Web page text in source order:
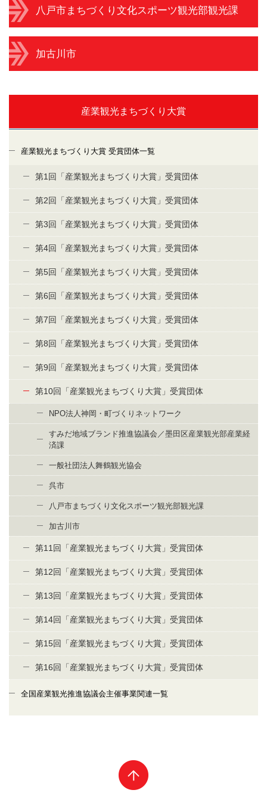
八戸市まちづくり文化スポーツ観光部観光課
加古川市
産業観光まちづくり大賞
産業観光まちづくり大賞 受賞団体一覧
第1回「産業観光まちづくり大賞」受賞団体
第2回「産業観光まちづくり大賞」受賞団体
第3回「産業観光まちづくり大賞」受賞団体
第4回「産業観光まちづくり大賞」受賞団体
第5回「産業観光まちづくり大賞」受賞団体
第6回「産業観光まちづくり大賞」受賞団体
第7回「産業観光まちづくり大賞」受賞団体
第8回「産業観光まちづくり大賞」受賞団体
第9回「産業観光まちづくり大賞」受賞団体
第10回「産業観光まちづくり大賞」受賞団体
NPO法人神岡・町づくりネットワーク
すみだ地域ブランド推進協議会／墨田区産業観光部産業経
済課
一般社団法人舞鶴観光協会
呉市
八戸市まちづくり文化スポーツ観光部観光課
加古川市
第11回「産業観光まちづくり大賞」受賞団体
第12回「産業観光まちづくり大賞」受賞団体
第13回「産業観光まちづくり大賞」受賞団体
第14回「産業観光まちづくり大賞」受賞団体
第15回「産業観光まちづくり大賞」受賞団体
第16回「産業観光まちづくり大賞」受賞団体
全国産業観光推進協議会主催事業関連一覧